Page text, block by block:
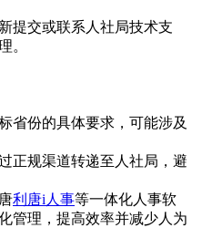
提交或联系人社局技术支
。
省份的具体要求，可能涉及
正规渠道转递至人社局，避
利唐i人事等一体化人事软
管理，提高效率并减少人为